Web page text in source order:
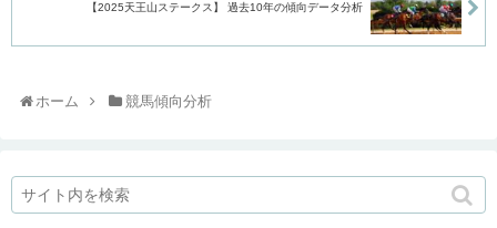
【2025天王山ステークス】 過去10年の傾向データ分析
ホーム 競馬傾向分析